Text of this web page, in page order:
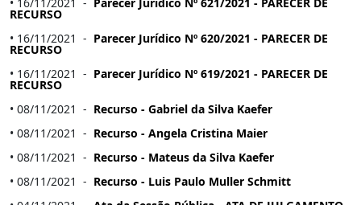
RECURSO
• 16/11/2021 - Parecer Jurídico Nº 620/2021 - PARECER DE
RECURSO
• 16/11/2021 - Parecer Jurídico Nº 619/2021 - PARECER DE
RECURSO
• 08/11/2021 - Recurso - Gabriel da Silva Kaefer
• 08/11/2021 - Recurso - Angela Cristina Maier
• 08/11/2021 - Recurso - Mateus da Silva Kaefer
• 08/11/2021 - Recurso - Luis Paulo Muller Schmitt